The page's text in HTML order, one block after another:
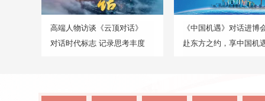
高端人物访谈《云顶对话》
对话时代标志 记录思考丰度
《中国机遇》对话进博
赴东方之约，享中国机